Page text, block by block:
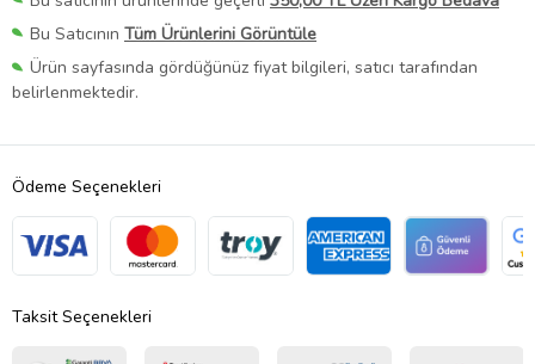
Bu Satıcının Tüm Ürünlerini Görüntüle
Ürün sayfasında gördüğünüz fiyat bilgileri, satıcı tarafından
belirlenmektedir.
Ödeme Seçenekleri
Taksit Seçenekleri